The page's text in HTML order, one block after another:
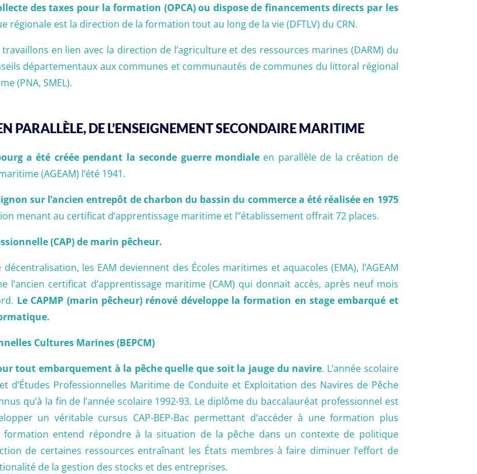
des taxes pour la formation (OPCA) ou dispose de financements directs par les
est la direction de la formation tout au long de la vie (DFTLV) du CRN.
en lien avec la direction de l’agriculture et des ressources marines (DARM) du
départementaux aux communes et communautés de communes du littoral régional
(PNA, SMEL).
PARALLÈLE, DE L’ENSEIGNEMENT SECONDAIRE MARITIME
a été créée pendant la seconde guerre mondiale en parallèle de la création de
(AGEAM) l’été 1941.
sur l’ancien entrepôt de charbon du bassin du commerce a été réalisée en 1975
menant au certificat d’apprentissage maritime et l’’établissement offrait 72 places.
(CAP) de marin pêcheur.
les EAM deviennent des Écoles maritimes et aquacoles (EMA), l’AGEAM
l’ancien certificat d’apprentissage maritime (CAM) qui donnait accès, après neuf mois
Le CAPMP (marin pêcheur) rénové développe la formation en stage embarqué et
Cultures Marines (BEPCM)
tout embarquement à la pêche quelle que soit la jauge du navire. L’année scolaire
Professionnelles Maritime de Conduite et Exploitation des Navires de Pêche
qu’à la fin de l’année scolaire 1992-93. Le diplôme du baccalauréat professionnel est
un véritable cursus CAP-BEP-Bac permettant d’accéder à une formation plus
formation entend répondre à la situation de la pêche dans un contexte de politique
de certaines ressources entraînant les États membres à faire diminuer l’effort de
de la gestion des stocks et des entreprises.